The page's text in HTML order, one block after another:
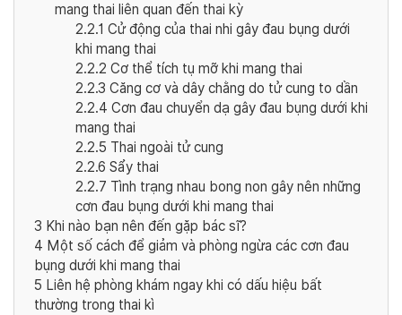
mang thai liên quan đến thai kỳ
2.2.1 Cử động của thai nhi gây đau bụng dưới
khi mang thai
2.2.2 Cơ thể tích tụ mỡ khi mang thai
2.2.3 Căng cơ và dây chằng do tử cung to dần
2.2.4 Cơn đau chuyển dạ gây đau bụng dưới khi
mang thai
2.2.5 Thai ngoài tử cung
2.2.6 Sẩy thai
2.2.7 Tình trạng nhau bong non gây nên những
cơn đau bụng dưới khi mang thai
3 Khi nào bạn nên đến gặp bác sĩ?
4 Một số cách để giảm và phòng ngừa các cơn đau
bụng dưới khi mang thai
5 Liên hệ phòng khám ngay khi có dấu hiệu bất
thường trong thai kì